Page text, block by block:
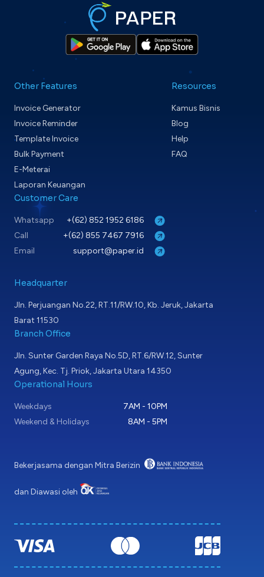
Other Features
Invoice Generator
Invoice Reminder
Template Invoice
Bulk Payment
E-Meterai
Laporan Keuangan
Resources
Kamus Bisnis
Blog
Help
FAQ
Customer Care
Whatsapp
+(62) 852 1952 6186
Call
+(62) 855 7467 7916
Email
support@paper.id
Headquarter
Jln. Perjuangan No.22, RT.11/RW.10, Kb. Jeruk, Jakarta
Barat 11530
Branch Office
Jln. Sunter Garden Raya No.5D, RT.6/RW.12, Sunter
Agung, Kec. Tj. Priok, Jakarta Utara 14350
Operational Hours
Weekdays
7AM - 10PM
Weekend & Holidays
8AM - 5PM
Bekerjasama dengan Mitra Berizin
dan Diawasi oleh